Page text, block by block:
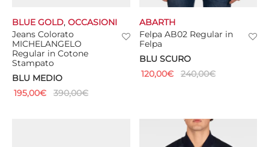
Jeans Colorato
MICHELANGELO
Regular in Cotone
Stampato
BLU MEDIO
BLUE GOLD, OCCASIONI
195,00€ 390,00€
Felpa AB02 Regular in
Felpa
BLU SCURO
ABARTH
120,00€ 240,00€